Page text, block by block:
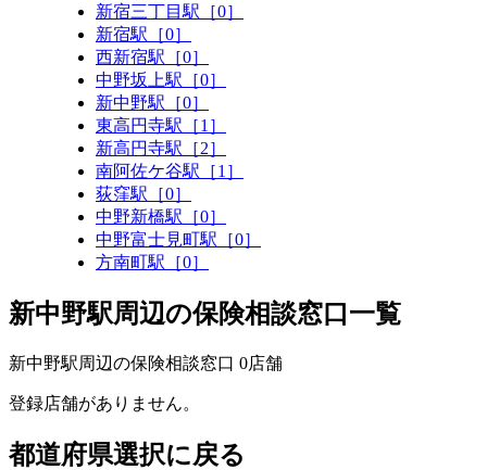
新宿三丁目駅［0］
新宿駅［0］
西新宿駅［0］
中野坂上駅［0］
新中野駅［0］
東高円寺駅［1］
新高円寺駅［2］
南阿佐ケ谷駅［1］
荻窪駅［0］
中野新橋駅［0］
中野富士見町駅［0］
方南町駅［0］
新中野駅周辺の保険相談窓口一覧
新中野駅周辺の保険相談窓口 0店舗
登録店舗がありません。
都道府県選択に戻る